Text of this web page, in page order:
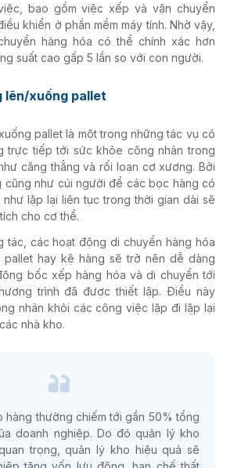
bao gồm việc xếp và vận chuyển
khiển ở phần mềm máy tính. Nhờ vậy,
hàng hóa có thể chính xác hơn
suất cao gấp 5 lần so với con người.
lên/xuống pallet
pallet là một trong những tác vụ có
trực tiếp tới sức khỏe công nhân trong
căng thẳng và rối loạn cơ xương. Bởi
cũng như cúi người để các bọc hàng có
lặp lại liên tục trong thời gian dài sẽ
cho cơ thể.
tác, các hoạt động di chuyển hàng hóa
pallet hay kệ hàng sẽ trở nên dễ dàng
bốc xếp hàng hóa và di chuyển tới
trình đã được thiết lập. Điều này
nhân khỏi các công việc lặp đi lặp lại
nhà kho.
hàng thường chiếm tới gần 50% tổng
doanh nghiệp. Do đó quản lý kho
trọng, quản lý kho hiệu quả sẽ